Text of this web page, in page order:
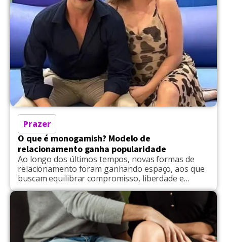
Prazer
O que é monogamish? Modelo de
relacionamento ganha popularidade
Ao longo dos últimos tempos, novas formas de
relacionamento foram ganhando espaço, aos que
buscam equilibrar compromisso, liberdade e
individualidade, especialmente entre pessoas que
não se sentem representadas pelos formatos mais
conhecidos. Segundo Bella Mantovani e Vagner
Macedo, que adotaram a não-monogamia, a
mudança acontece por muitas pessoas passaram a
questionar regras que durante décadas […]